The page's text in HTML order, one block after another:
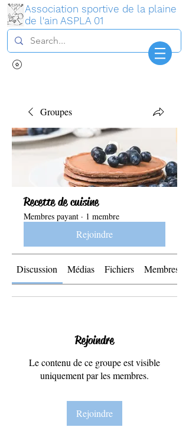
Association sportive de la plaine
de l'ain ASPLA 01
Groupes
Recette de cuisine
Membres payant · 1 membre
Rejoindre
Discussion Médias Fichiers Membres
Rejoindre
Le contenu de ce groupe est visible
uniquement par les membres.
Rejoindre